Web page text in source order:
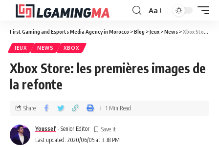
Aa
First Gaming and Esports Media Agency in Morocco >Blog >Jeux >News >Xbox Store: les premières images de la refonte
JEUX NEWS XBOX
Xbox Store: les premières images de
la refonte
Last updated: 2020/06/05 at 3:38 PM
Youssef - Senior Editor
Share 1 Min Read